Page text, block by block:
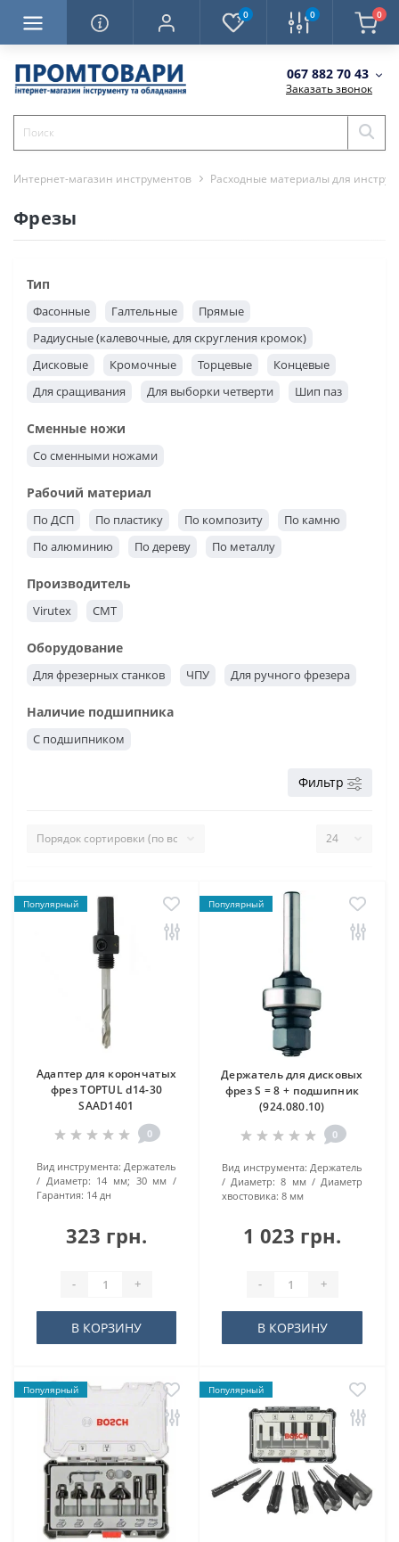
0 0 0
067 882 70 43
Заказать звонок
Интернет-магазин инструментов Расходные материалы для
Фрезы
Тип
Фасонные Галтельные
Прямые
Радиусные (калевочные, для скругления кромок)
Дисковые
Кромочные Торцевые
Концевые
Для сращивания
Для выборки четверти
Шип паз
Сменные ножи
Со сменными ножами
Рабочий материал
По ДСП По пластику По композиту
По камню
По алюминию
По дереву По металлу
Производитель
Virutex CMT
Оборудование
Для фрезерных станков ЧПУ Для ручного фрезера
Наличие подшипника
С подшипником
Фильтр
Популярный
Адаптер для корончатых
фрез TOPTUL d14-30
SAAD1401
0
Вид инструмента: Держатель
Диаметр: 14 мм; 30 мм
Гарантия: 14 дн
323 грн.
- +
В КОРЗИНУ
Популярный
Держатель для дисковых
фрез S = 8 + подшипник
(924.080.10)
0
Вид инструмента: Держатель
Диаметр: 8 мм
Диаметр
хвостовика: 8 мм
1 023 грн.
- +
В КОРЗИНУ
Популярный Популярный